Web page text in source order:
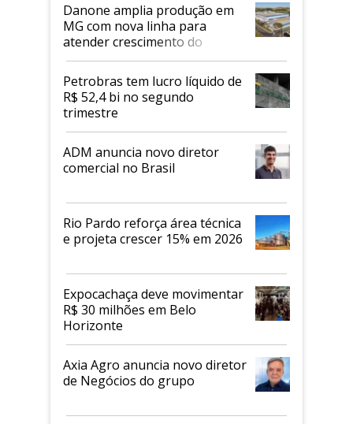
Danone amplia produção em
MG com nova linha para
atender crescimento do
mercado de alimentos
proteicos
Petrobras tem lucro líquido de
R$ 52,4 bi no segundo
trimestre
ADM anuncia novo diretor
comercial no Brasil
Rio Pardo reforça área técnica
e projeta crescer 15% em 2026
Expocachaça deve movimentar
R$ 30 milhões em Belo
Horizonte
Axia Agro anuncia novo diretor
de Negócios do grupo